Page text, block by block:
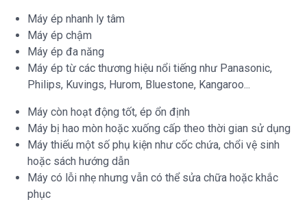
Máy ép nhanh ly tâm
Máy ép chậm
Máy ép đa năng
Máy ép từ các thương hiệu nổi tiếng như Panasonic,
Philips, Kuvings, Hurom, Bluestone, Kangaroo...
Máy còn hoạt động tốt, ép ổn định
Máy bị hao mòn hoặc xuống cấp theo thời gian sử dụng
Máy thiếu một số phụ kiện như cốc chứa, chổi vệ sinh
hoặc sách hướng dẫn
Máy có lỗi nhẹ nhưng vẫn có thể sửa chữa hoặc khắc
phục